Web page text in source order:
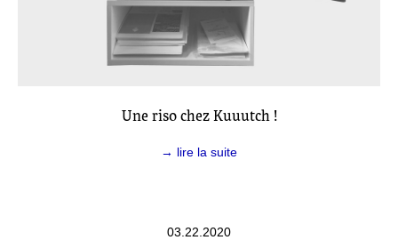
Une riso chez Kuuutch !
→ lire la suite
03.22.2020